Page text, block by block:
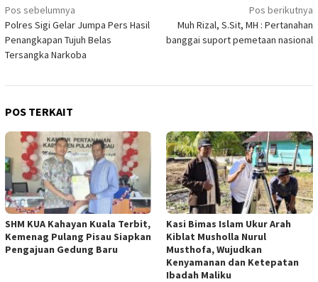
Navigasi
pos
Pos sebelumnya
Polres Sigi Gelar Jumpa Pers Hasil
Penangkapan Tujuh Belas
Tersangka Narkoba
Pos berikutnya
Muh Rizal, S.Sit, MH : Pertanahan
banggai suport pemetaan nasional
POS TERKAIT
SHM KUA Kahayan Kuala Terbit,
Kemenag Pulang Pisau Siapkan
Pengajuan Gedung Baru
Kasi Bimas Islam Ukur Arah
Kiblat Musholla Nurul
Musthofa, Wujudkan
Kenyamanan dan Ketepatan
Ibadah Maliku